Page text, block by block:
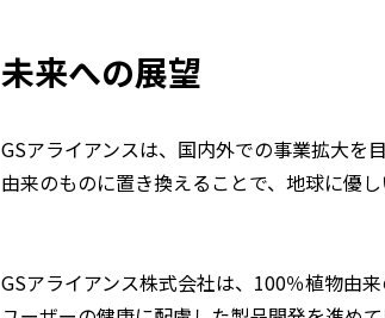
未来への展望
GSアライアンスは、国内外での事業拡大を
由来のものに置き換えることで、地球に優
GSアライアンス株式会社は、100％植物由